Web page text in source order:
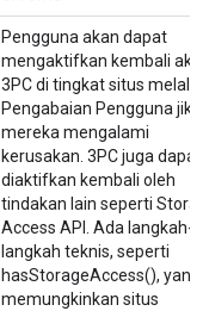
Pengguna akan dapat
mengaktifkan kembali
3PC di tingkat situs melalui
Pengabaian Pengguna jika
mereka mengalami
kerusakan. 3PC juga dapat
diaktifkan kembali oleh
tindakan lain seperti
Access API. Ada langkah-
langkah teknis, seperti
hasStorageAccess(), yang
memungkinkan situs